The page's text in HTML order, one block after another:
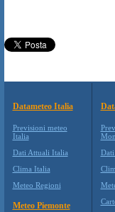
Datameteo Italia
Previsioni meteo
Italia
Dati Attuali Italia
Clima Italia
Meteo Regioni
Meteo Piemonte